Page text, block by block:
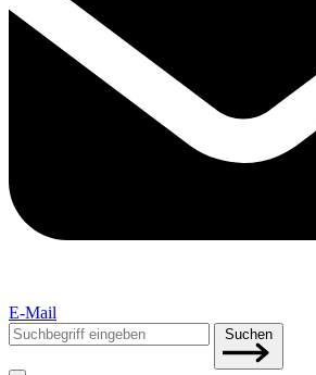
E-Mail
Suchen
nach:
Suchen